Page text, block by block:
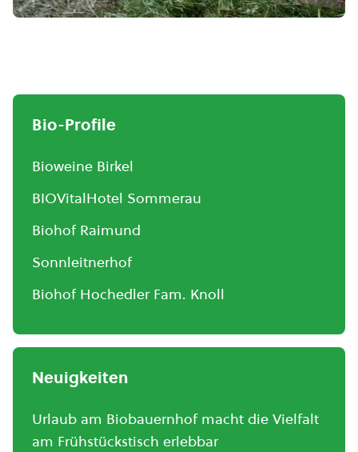
Bio-Profile
Bioweine Birkel
BIOVitalHotel Sommerau
Biohof Raimund
Sonnleitnerhof
Biohof Hochedler Fam. Knoll
Neuigkeiten
Urlaub am Biobauernhof macht die Vielfalt
am Frühstückstisch erlebbar